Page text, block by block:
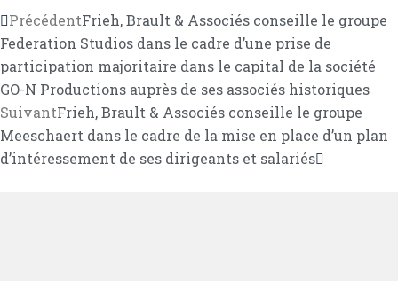
PrécédentFrieh, Brault & Associés conseille le groupe
Federation Studios dans le cadre d’une prise de
participation majoritaire dans le capital de la société
GO-N Productions auprès de ses associés historiques
SuivantFrieh, Brault & Associés conseille le groupe
Meeschaert dans le cadre de la mise en place d’un plan
d’intéressement de ses dirigeants et salariés